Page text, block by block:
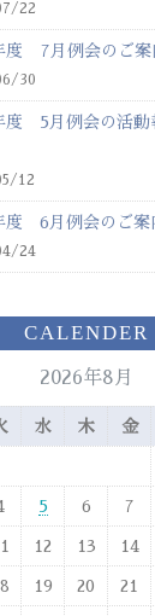
22
度 7月例会のご案
30
度 5月例会の活動
12
度 6月例会のご案
24
CALENDER
2026年8月
水 木 金
5 6 7
12 13 14
19 20 21